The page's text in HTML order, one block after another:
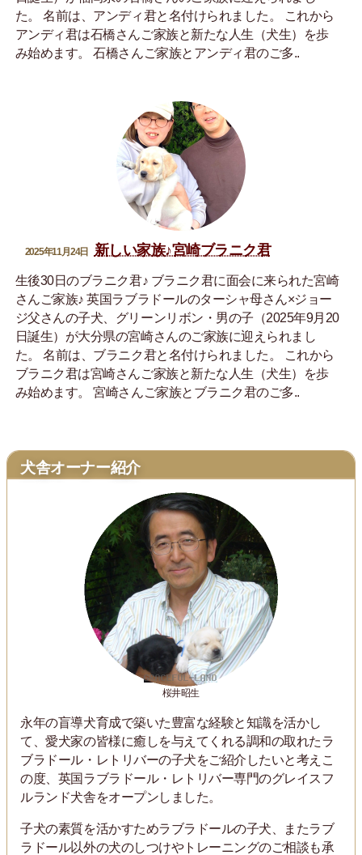
た。 名前は、アンディ君と名付けられました。 これから
アンディ君は石橋さんご家族と新たな人生（犬生）を歩
み始めます。 石橋さんご家族とアンディ君のご多..
2025年11月24日 新しい家族♪宮崎ブラニク君
生後30日のブラニク君♪ ブラニク君に面会に来られた宮崎
さんご家族♪ 英国ラブラドールのターシャ母さん×ジョー
ジ父さんの子犬、グリーンリボン・男の子（2025年9月20
日誕生）が大分県の宮崎さんのご家族に迎えられまし
た。 名前は、ブラニク君と名付けられました。 これから
ブラニク君は宮崎さんご家族と新たな人生（犬生）を歩
み始めます。 宮崎さんご家族とブラニク君のご多..
犬舎オーナー紹介
桜井昭生
永年の盲導犬育成で築いた豊富な経験と知識を活かし
て、愛犬家の皆様に癒しを与えてくれる調和の取れたラ
ブラドール・レトリバーの子犬をご紹介したいと考えこ
の度、英国ラブラドール・レトリバー専門のグレイスフ
ルランド犬舎をオープンしました。
子犬の素質を活かすためラブラドールの子犬、またラブ
ラドール以外の犬のしつけやトレーニングのご相談も承